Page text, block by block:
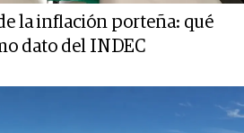
la inflación porteña: qué
dato del INDEC